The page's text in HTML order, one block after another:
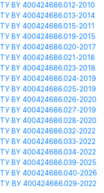
ТУ BY 400424686.012-2010
ТУ BY 400424686.013-2014
ТУ BY 400424686.015-2011
ТУ BY 400424686.019-2015
ТУ BY 400424686.020-2017
ТУ BY 400424686.021-2018
ТУ BY 400424686.023-2018
ТУ BY 400424686.024-2019
ТУ BY 400424686.025-2019
ТУ BY 400424686.026-2020
ТУ BY 400424686.027-2019
ТУ BY 400424686.028-2020
ТУ BY 400424686.032-2022
ТУ BY 400424686.033-2022
ТУ BY 400424686.034-2022
ТУ BY 400424686.039-2025
ТУ BY 400424686.040-2026
ТУ ВУ 400424686.029-2022